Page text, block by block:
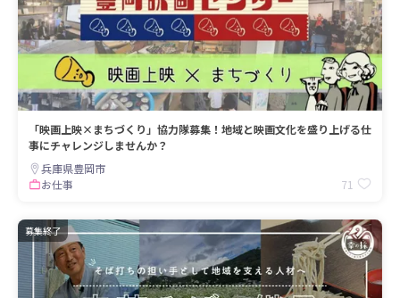
「映画上映×まちづくり」協力隊募集！地域と映画文化を盛り上げる仕
事にチャレンジしませんか？
兵庫県豊岡市
お仕事
71
募集終了